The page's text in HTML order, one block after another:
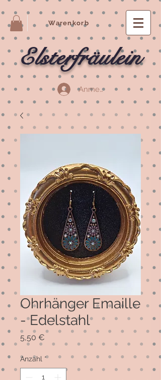
Warenkorb
Elsterfräulein
Anmelden
Ohrhänger Emaille
- Edelstahl
5,50 €
Anzahl *